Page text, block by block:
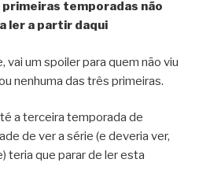
primeiras temporadas não
ler a partir daqui
vai um spoiler para quem não viu
nenhuma das três primeiras.
a terceira temporada de
de ver a série (e deveria ver,
teria que parar de ler esta